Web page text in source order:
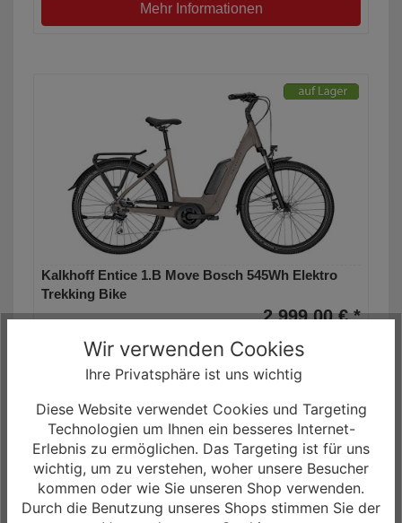
Mehr Informationen
Kalkhoff Entice 1.B Move Bosch 545Wh Elektro
Trekking Bike
2.999,00 € *
0% Finanzierung möglich
ab 49,98 € / Monat
Laufzeit bis zu 60 Monaten
Mehr Informationen
Wir verwenden Cookies
Ihre Privatsphäre ist uns wichtig
Diese Website verwendet Cookies und Targeting
Technologien um Ihnen ein besseres Internet-
Erlebnis zu ermöglichen. Das Targeting ist für uns
wichtig, um zu verstehen, woher unsere Besucher
kommen oder wie Sie unseren Shop verwenden.
Durch die Benutzung unseres Shops stimmen Sie der